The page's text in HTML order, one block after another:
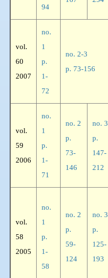
94
vol.
60
2007
no.
1
p.
1-
72
no. 2-3
p. 73-156
vol.
59
2006
no.
1
p.
1-
71
no. 2
p.
73-
146
no. 3
p.
147-
212
vol.
58
2005
no.
1
p.
1-
58
no. 2
p.
59-
124
no. 3
p.
125-
193